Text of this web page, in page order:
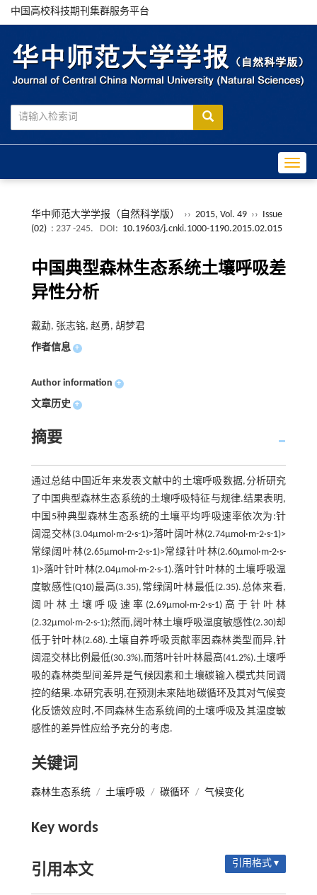
中国高校科技期刊集群服务平台
华中师范大学学报（自然科学版） ›› 2015, Vol. 49 ››
Issue
(02) : 237 -245. DOI: 10.19603/j.cnki.1000-1190.2015.02.015
中国典型森林生态系统土壤呼吸差
异性分析
戴勐, 张志铭, 赵勇, 胡梦君
作者信息 +
Author information +
文章历史 +
摘要
通过总结中国近年来发表文献中的土壤呼吸数据,分析研究
了中国典型森林生态系统的土壤呼吸特征与规律.结果表明,
中国5种典型森林生态系统的土壤平均呼吸速率依次为:针
阔混交林(3.04μmol·m-2·s-1)>落叶阔叶林(2.74μmol·m-2·s-1)>
常绿阔叶林(2.65μmol·m-2·s-1)>常绿针叶林(2.60μmol·m-2·s-
1)>落叶针叶林(2.04μmol·m-2·s-1).落叶针叶林的土壤呼吸温
度敏感性(Q10)最高(3.35),常绿阔叶林最低(2.35).总体来看,
阔叶林土壤呼吸速率(2.69μmol·m-2·s-1)高于针叶林
(2.32μmol·m-2·s-1);然而,阔叶林土壤呼吸温度敏感性(2.30)却
低于针叶林(2.68).土壤自养呼吸贡献率因森林类型而异,针
阔混交林比例最低(30.3%),而落叶针叶林最高(41.2%).土壤呼
吸的森林类型间差异是气候因素和土壤碳输入模式共同调
控的结果.本研究表明,在预测未来陆地碳循环及其对气候变
化反馈效应时,不同森林生态系统间的土壤呼吸及其温度敏
感性的差异性应给予充分的考虑.
关键词
森林生态系统 / 土壤呼吸 / 碳循环 / 气候变化
Key words
引用本文 引用格式 ▾